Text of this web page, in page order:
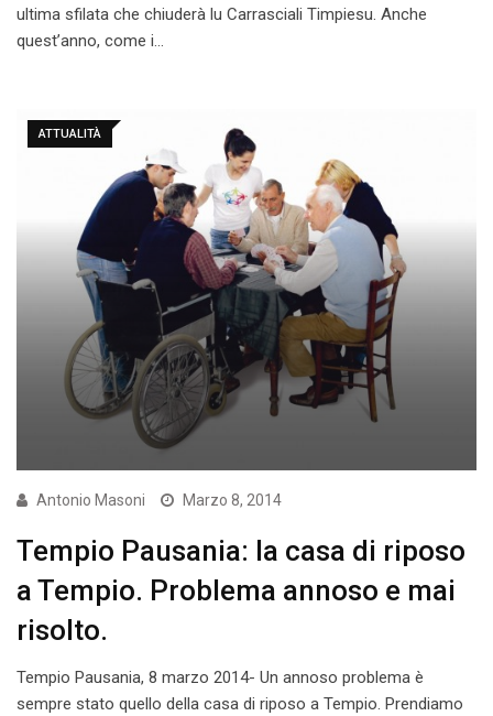
ultima sfilata che chiuderà lu Carrasciali Timpiesu. Anche
quest’anno, come i…
ATTUALITÀ
Antonio Masoni Marzo 8, 2014
Tempio Pausania: la casa di riposo
a Tempio. Problema annoso e mai
risolto.
Tempio Pausania, 8 marzo 2014- Un annoso problema è
sempre stato quello della casa di riposo a Tempio. Prendiamo